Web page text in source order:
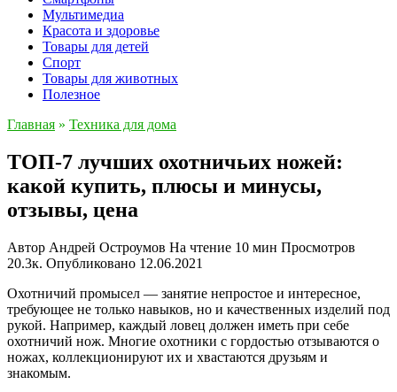
Мультимедиа
Красота и здоровье
Товары для детей
Спорт
Товары для животных
Полезное
Главная » Техника для дома
ТОП-7 лучших охотничьих ножей:
какой купить, плюсы и минусы,
отзывы, цена
Автор Андрей Остроумов На чтение 10 мин Просмотров
20.3к. Опубликовано 12.06.2021
Охотничий промысел — занятие непростое и интересное,
требующее не только навыков, но и качественных изделий под
рукой. Например, каждый ловец должен иметь при себе
охотничий нож. Многие охотники с гордостью отзываются о
ножах, коллекционируют их и хвастаются друзьям и
знакомым.